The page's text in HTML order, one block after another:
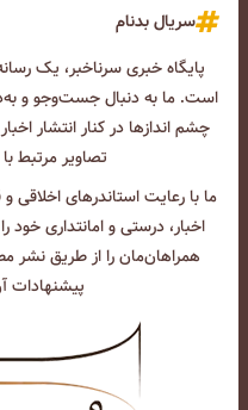
سریال بدنام
پایگاه خبری سرناخبر، یک
است. ما به دنبال جست‌و‌جو و
چشم انداز‌ها در کنار انتشار
تصاویر مرتبط
ما با رعایت استاندرهای اخلاقی
اخبار، درستی و امانتداری خود
همراهان‌مان را از طریق نشر